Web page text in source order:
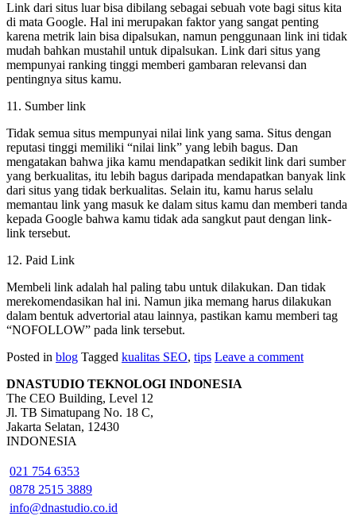
Link dari situs luar bisa dibilang sebagai sebuah vote bagi situs kita
di mata Google. Hal ini merupakan faktor yang sangat penting
karena metrik lain bisa dipalsukan, namun penggunaan link ini tidak
mudah bahkan mustahil untuk dipalsukan. Link dari situs yang
mempunyai ranking tinggi memberi gambaran relevansi dan
pentingnya situs kamu.
11. Sumber link
Tidak semua situs mempunyai nilai link yang sama. Situs dengan
reputasi tinggi memiliki “nilai link” yang lebih bagus. Dan
mengatakan bahwa jika kamu mendapatkan sedikit link dari sumber
yang berkualitas, itu lebih bagus daripada mendapatkan banyak link
dari situs yang tidak berkualitas. Selain itu, kamu harus selalu
memantau link yang masuk ke dalam situs kamu dan memberi tanda
kepada Google bahwa kamu tidak ada sangkut paut dengan link-
link tersebut.
12. Paid Link
Membeli link adalah hal paling tabu untuk dilakukan. Dan tidak
merekomendasikan hal ini. Namun jika memang harus dilakukan
dalam bentuk advertorial atau lainnya, pastikan kamu memberi tag
“NOFOLLOW” pada link tersebut.
Posted in blog Tagged kualitas SEO, tips Leave a comment
DNASTUDIO TEKNOLOGI INDONESIA
The CEO Building, Level 12
Jl. TB Simatupang No. 18 C,
Jakarta Selatan, 12430
INDONESIA
021 754 6353
0878 2515 3889
info@dnastudio.co.id